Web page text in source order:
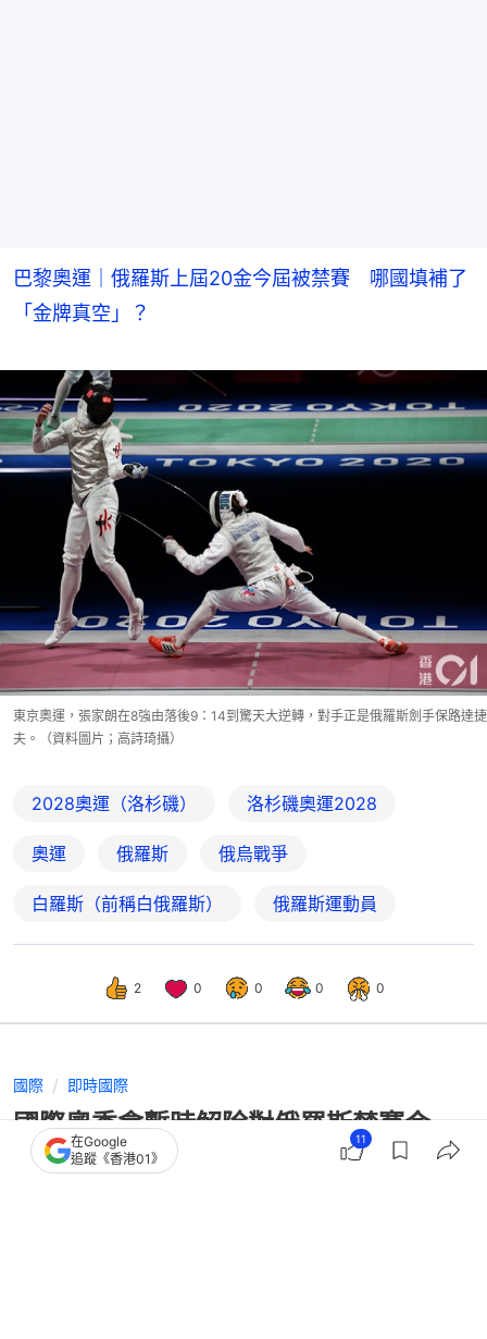
巴黎奧運｜俄羅斯上屆20金今屆被禁賽 哪國填補了
「金牌真空」？
東京奧運，張家朗在8強由落後9：14到驚天大逆轉，對手正是俄羅斯劍手保路達捷
夫。（資料圖片；高詩琦攝）
2028奧運（洛杉磯） 洛杉磯奧運2028
奧運 俄羅斯 俄烏戰爭
白羅斯（前稱白俄羅斯） 俄羅斯運動員
2 0 0 0 0
國際 即時國際
國際奧委會暫時解除對俄羅斯禁賽令
料將為俄方參與2028奧運鋪路
在Google
追蹤《香港01》
11